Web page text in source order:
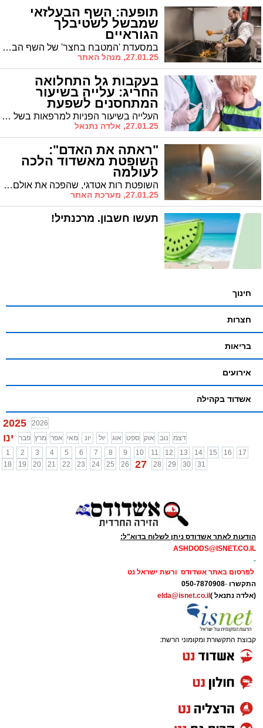
תופעה: השף הבעלזאי
שמבשל לשטיבלך
הגוראיים
במסעדת 'המטבח בחצר' של השף הבעלזאי שלוימי מושקוביץ התקבלו בימים האחרונים מספר הזמנות בלתי שגרתיות: סעודות ה' שבט בבתי החסידים דגור. מושקוביץ: "זכות כבירה ליטול חלק בהילולת ה'שפת אמת'"
27.01.25, מנהל האתר
בעקבות גל התחלואה
החריג: עלייה בשיעור
המתחסנים לשפעת
באשדוד העלייה בשיעור הפניות למרפאות בשל תחלואת השפעת, כמו גם הסיבוכים בעקבות המחלה שהסתיימו במקרי מוות ללא מחלות רקע, הניעו רבים לגשת ולהתחסן
27.01.25, אלדה נתנאל
"ראתה את האדם":
השופטת מאשדוד הלכה
לעולמה
השופטת רות אטדגי, שהפכה את אולם המשפט באשדוד למקום שבו צדק ואנושיות נפגשים, הלכה לעולמה בגיל 67 לאחר מאבק ממושך במחלה. סיפור חייה הוא לא רק סיפור משפטי, אלא סיפור ישראלי במיטבו
27.01.25, מערכת האתר
תעשו חשבון. מרכנתיל!
חינוך
חצרות
בריאות
אירועים
אשדוד בקהילה
2025 2026
ינו פבר מרץ אפר מאי יונ יול אוג ספט אוק נוב
דצמ
1
2 3 4 5 6 7 8 9 10 11 12 13 14 15 16
17
18
19 20 21 22 23 24 25 26 27 28 29 30 31
הודעות לאתר אשדודס ניתן לשלוח בדוא"ל:
ASHDODS@ISNET.CO.IL
-
לפרסום באתר אשדודס ורשת ישראל נט
התקשרו -
050-7870908
(אלדה נתנאל ) elda@isnet.co.il
קבוצת התקשורת ומקומוני הרשת: